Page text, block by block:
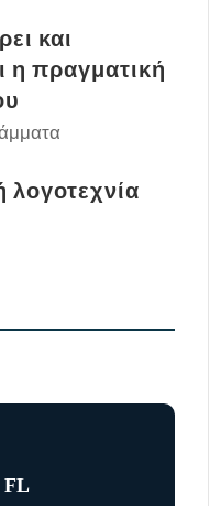
και
η πραγματική
λογοτεχνία
FL